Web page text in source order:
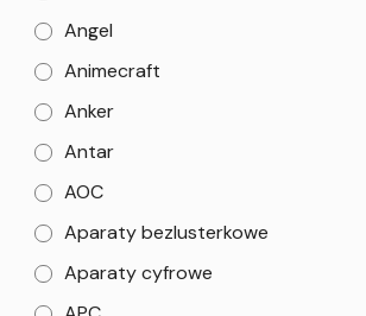
Angel
Animecraft
Anker
Antar
AOC
Aparaty bezlusterkowe
Aparaty cyfrowe